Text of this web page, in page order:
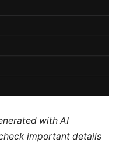
with AI
important details